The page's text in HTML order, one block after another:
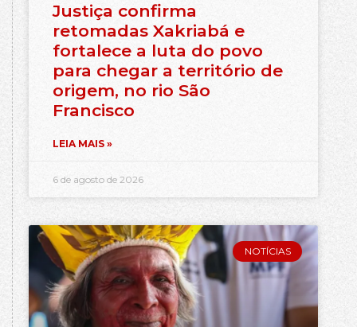
Justiça confirma
retomadas Xakriabá e
fortalece a luta do povo
para chegar a território de
origem, no rio São
Francisco
LEIA MAIS »
6 de agosto de 2026
NOTÍCIAS